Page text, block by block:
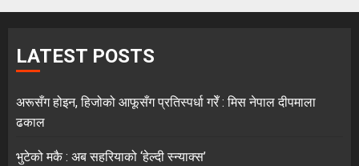
LATEST POSTS
अरूसँग होइन, हिजोको आफूसँग प्रतिस्पर्धा गरेँ : मिस नेपाल दीपमाला
ढकाल
भुटेको मकै : अब सहरियाको ‘हेल्दी स्न्याक्स’